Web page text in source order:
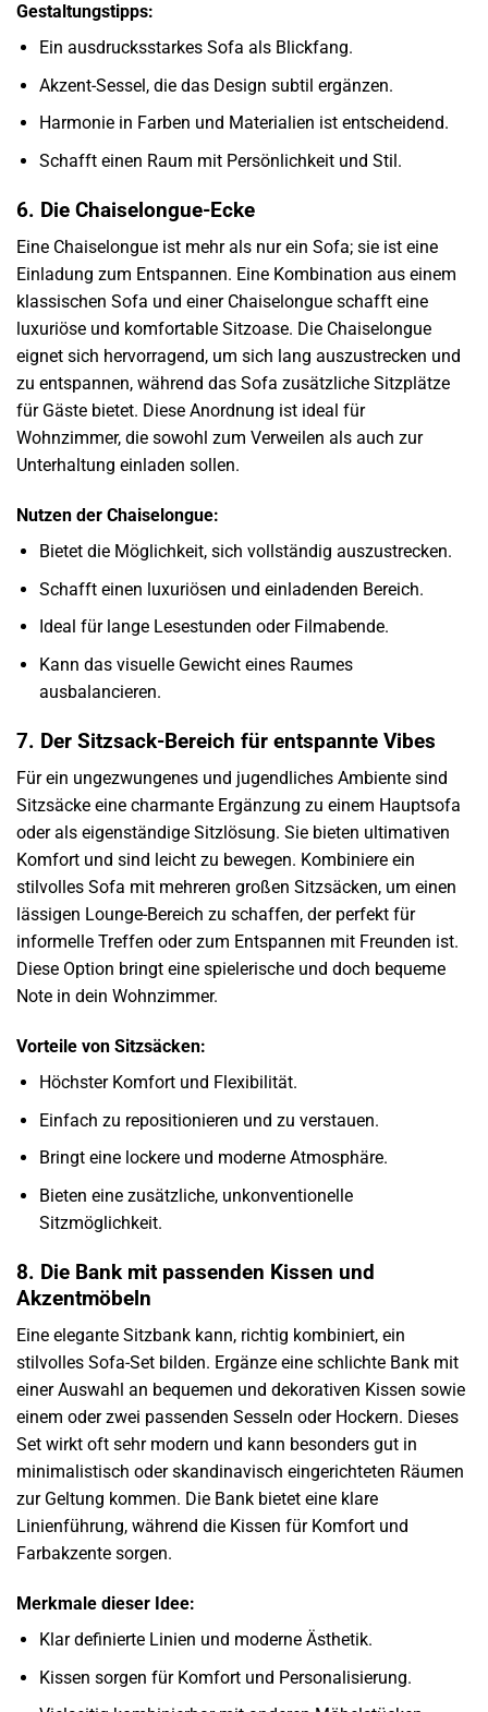
Gestaltungstipps:
Ein ausdrucksstarkes Sofa als Blickfang.
Akzent-Sessel, die das Design subtil ergänzen.
Harmonie in Farben und Materialien ist entscheidend.
Schafft einen Raum mit Persönlichkeit und Stil.
6. Die Chaiselongue-Ecke
Eine Chaiselongue ist mehr als nur ein Sofa; sie ist eine
Einladung zum Entspannen. Eine Kombination aus einem
klassischen Sofa und einer Chaiselongue schafft eine
luxuriöse und komfortable Sitzoase. Die Chaiselongue
eignet sich hervorragend, um sich lang auszustrecken und
zu entspannen, während das Sofa zusätzliche Sitzplätze
für Gäste bietet. Diese Anordnung ist ideal für
Wohnzimmer, die sowohl zum Verweilen als auch zur
Unterhaltung einladen sollen.
Nutzen der Chaiselongue:
Bietet die Möglichkeit, sich vollständig auszustrecken.
Schafft einen luxuriösen und einladenden Bereich.
Ideal für lange Lesestunden oder Filmabende.
Kann das visuelle Gewicht eines Raumes
ausbalancieren.
7. Der Sitzsack-Bereich für entspannte Vibes
Für ein ungezwungenes und jugendliches Ambiente sind
Sitzsäcke eine charmante Ergänzung zu einem Hauptsofa
oder als eigenständige Sitzlösung. Sie bieten ultimativen
Komfort und sind leicht zu bewegen. Kombiniere ein
stilvolles Sofa mit mehreren großen Sitzsäcken, um einen
lässigen Lounge-Bereich zu schaffen, der perfekt für
informelle Treffen oder zum Entspannen mit Freunden ist.
Diese Option bringt eine spielerische und doch bequeme
Note in dein Wohnzimmer.
Vorteile von Sitzsäcken:
Höchster Komfort und Flexibilität.
Einfach zu repositionieren und zu verstauen.
Bringt eine lockere und moderne Atmosphäre.
Bieten eine zusätzliche, unkonventionelle
Sitzmöglichkeit.
8. Die Bank mit passenden Kissen und
Akzentmöbeln
Eine elegante Sitzbank kann, richtig kombiniert, ein
stilvolles Sofa-Set bilden. Ergänze eine schlichte Bank mit
einer Auswahl an bequemen und dekorativen Kissen sowie
einem oder zwei passenden Sesseln oder Hockern. Dieses
Set wirkt oft sehr modern und kann besonders gut in
minimalistisch oder skandinavisch eingerichteten Räumen
zur Geltung kommen. Die Bank bietet eine klare
Linienführung, während die Kissen für Komfort und
Farbakzente sorgen.
Merkmale dieser Idee:
Klar definierte Linien und moderne Ästhetik.
Kissen sorgen für Komfort und Personalisierung.